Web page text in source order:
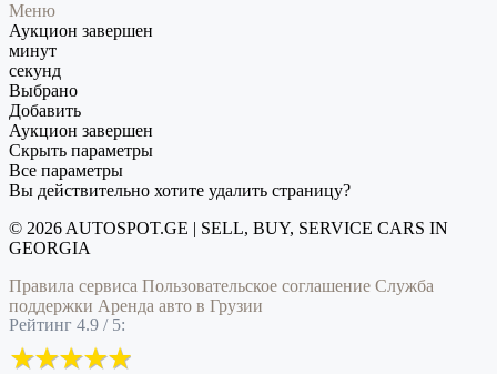
Меню
Аукцион завершен
минут
секунд
Выбрано
Добавить
Аукцион завершен
Скрыть параметры
Все параметры
Вы действительно хотите удалить страницу?
© 2026 AUTOSPOT.GE | SELL, BUY, SERVICE CARS IN
GEORGIA
Правила сервиса Пользовательское соглашение Служба
поддержки Аренда авто в Грузии
Рейтинг 4.9 / 5: